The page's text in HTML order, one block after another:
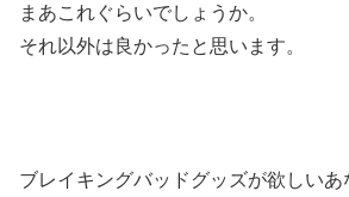
まあこれぐらいでしょうか。
それ以外は良かったと思います。
ブレイキングバッドグッズが欲しい